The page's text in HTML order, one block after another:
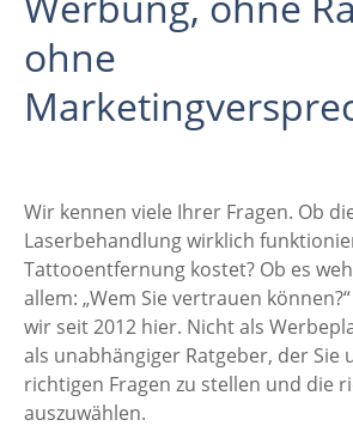
ohne
Wir kennen viele Ihrer Fragen. Ob
Laserbehandlung wirklich
Tattooentfernung kostet? Ob es
allem: „Wem Sie vertrauen
wir seit 2012 hier. Nicht als
als unabhängiger Ratgeber, der Sie
richtigen Fragen zu stellen und die
auszuwählen.